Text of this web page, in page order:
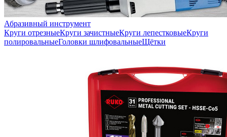
Абразивный инструмент
Круги отрезныеКруги зачистныеКруги лепестковыеКруги
полировальныеГоловки шлифовальныеЩётки